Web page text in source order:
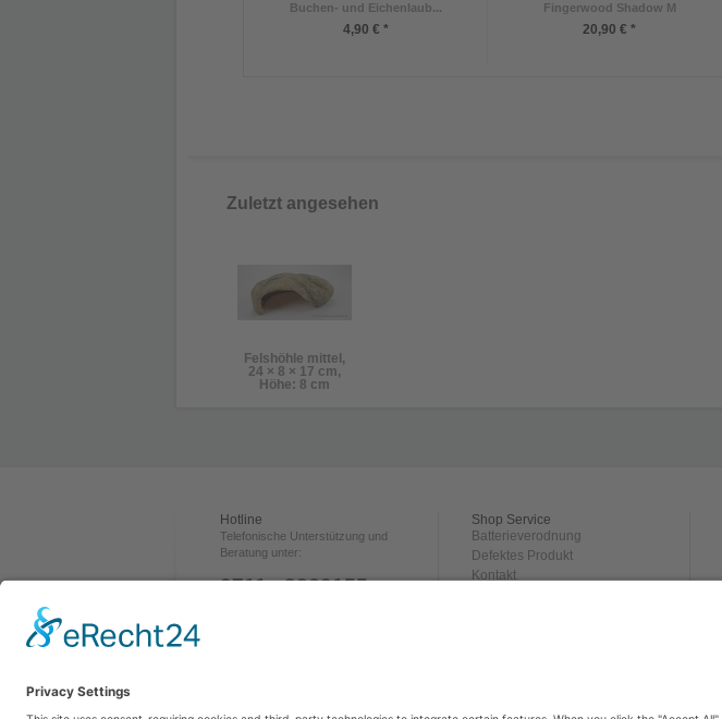
Buchen- und Eichenlaub...
4,90 € *
Fingerwood Shadow M
20,90 € *
Zuletzt angesehen
Felshöhle mittel,
24 × 8 × 17 cm,
Höhe: 8 cm
Hotline
Telefonische Unterstützung und
Beratung unter:
0711 - 3360155
Shop Service
Batterieverodnung
Defektes Produkt
Kontakt